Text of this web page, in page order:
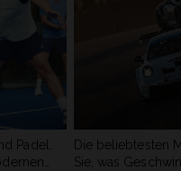
Padel.
Die beliebtesten
Sie, was